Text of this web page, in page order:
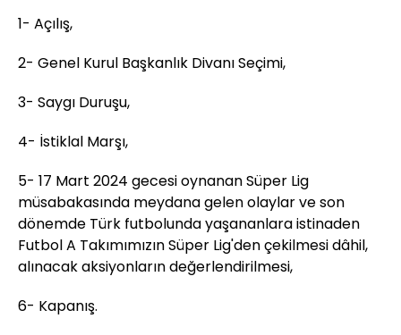
1- Açılış,
2- Genel Kurul Başkanlık Divanı Seçimi,
3- Saygı Duruşu,
4- İstiklal Marşı,
5- 17 Mart 2024 gecesi oynanan Süper Lig
müsabakasında meydana gelen olaylar ve son
dönemde Türk futbolunda yaşananlara istinaden
Futbol A Takımımızın Süper Lig'den çekilmesi dâhil,
alınacak aksiyonların değerlendirilmesi,
6- Kapanış.